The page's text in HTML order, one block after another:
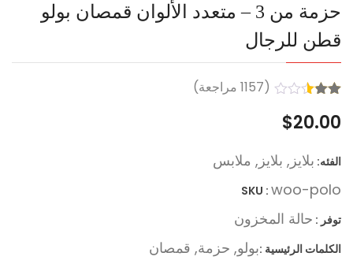
حزمة من 3 – متعدد الألوان قمصان بولو
قطن للرجال
التقييم
بـ
من 5
بناءً
على
تقييم
(
1157 مراجعة)
$20.00
الفئه: بلايز , بلايز , ملابس
SKU : woo-polo
توفر : حالة المخزون
الکلمات الرئیسیة :بولو, حزمة, قمصان